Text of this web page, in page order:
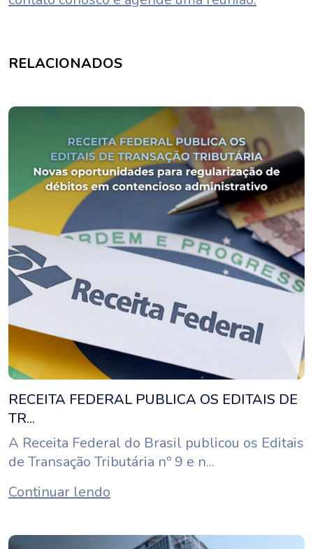
RELACIONADOS
RECEITA FEDERAL PUBLICA OS EDITAIS DE
TR...
A Receita Federal do Brasil publicou os Editais
de Transação Tributária nº 9 e n...
Continuar lendo